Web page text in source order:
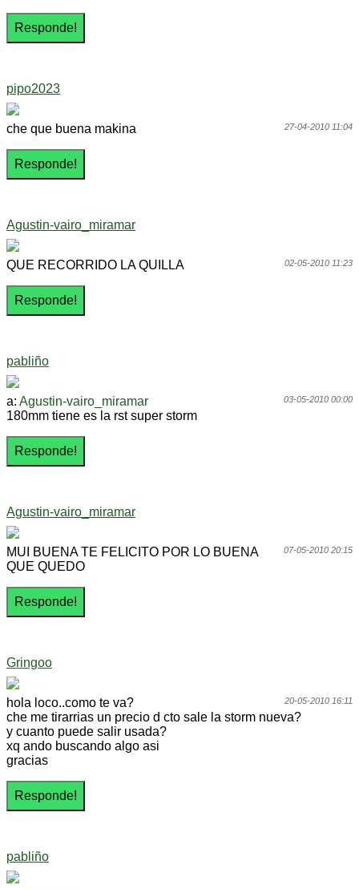
pipo2023
27-04-2010 11:04
che que buena makina
Agustin-vairo_miramar
02-05-2010 11:23
QUE RECORRIDO LA QUILLA
pabliño
03-05-2010 00:00
a: Agustin-vairo_miramar
180mm tiene es la rst super storm
Agustin-vairo_miramar
07-05-2010 20:15
MUI BUENA TE FELICITO POR LO BUENA
QUE QUEDO
Gringoo
20-05-2010 16:11
hola loco..como te va?
che me tirarrias un precio d cto sale la storm nueva?
y cuanto puede salir usada?
xq ando buscando algo asi
gracias
pabliño